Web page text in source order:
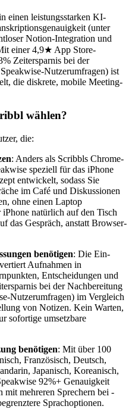
einen leistungsstarken KI-
(unter
Notion-Integration und
einer 4,9★ App Store-
Zeitersparnis bei der
Nutzerumfragen) ist
die diskrete, mobile Meeting-
wählen?
die:
: Anders als Scribbls Chrome-
speziell für das iPhone
entwickelt, sodass Sie
im Café und Diskussionen
ohne einen Laptop
natürlich auf den Tisch
das Gespräch, anstatt Browser-
benötigen: Die Ein-
Aufnahmen in
Entscheidungen und
bei der Nachbereitung
Nutzerumfragen) im Vergleich
von Notizen. Kein Warten,
sofortige umsetzbare
benötigen: Mit über 100
Französisch, Deutsch,
Japanisch, Koreanisch,
92%+ Genauigkeit
mit mehreren Sprechern bei -
Sprachoptionen.